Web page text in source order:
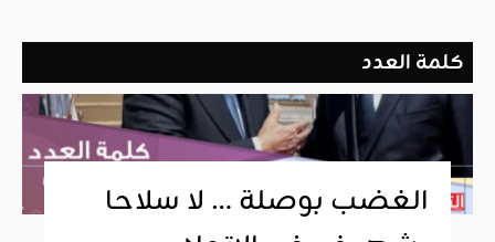
كلمة العدد
الغضب بوصلة … لا سلاحا